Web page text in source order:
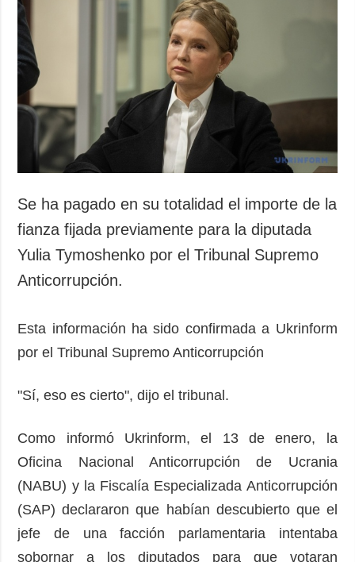
Se ha pagado en su totalidad el importe de la
fianza fijada previamente para la diputada
Yulia Tymoshenko por el Tribunal Supremo
Anticorrupción.
Esta información ha sido confirmada a Ukrinform
por el Tribunal Supremo Anticorrupción
"Sí, eso es cierto", dijo el tribunal.
Como informó Ukrinform, el 13 de enero, la
Oficina Nacional Anticorrupción de Ucrania
(NABU) y la Fiscalía Especializada Anticorrupción
(SAP) declararon que habían descubierto que el
jefe de una facción parlamentaria intentaba
sobornar a los diputados para que votaran